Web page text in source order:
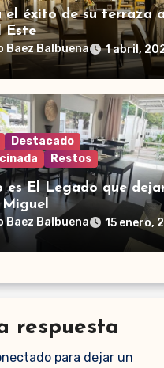
el éxito de su terraza
Este
Baez Balbuena 1 abril,
Destacado
Restos
es El Legado que
Miguel
Baez Balbuena 15 enero,
respuesta
para dejar un